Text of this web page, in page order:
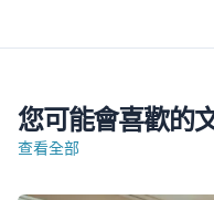
您可能會喜歡的
查看全部